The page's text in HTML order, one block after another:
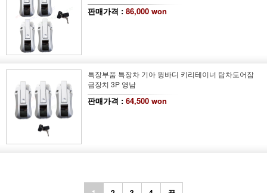
판매가격 : 86,000 won
특장부품 특장차 기아 윙바디 키리테이너 탑차도어잠
금장치 3P 영남
판매가격 : 64,500 won